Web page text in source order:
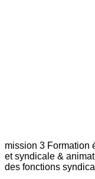
mission 3 Formation
et syndicale &
des fonctions